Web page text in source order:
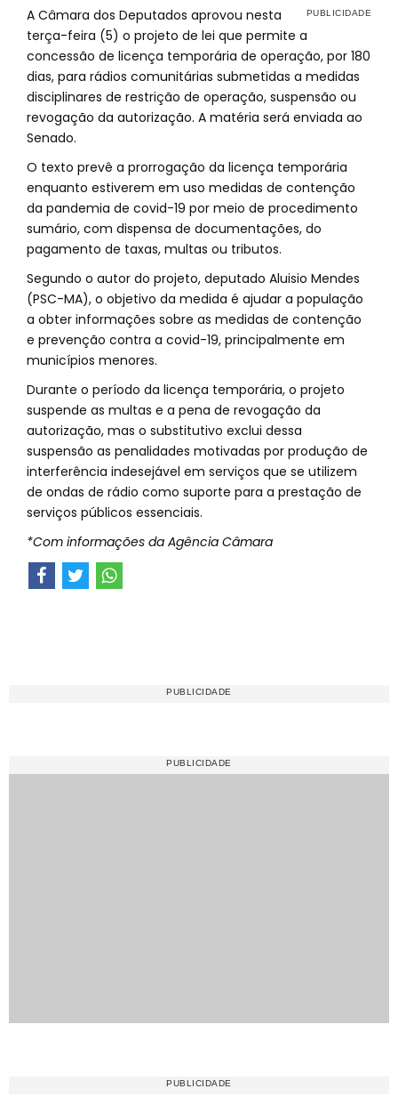
A Câmara dos Deputados aprovou nesta
terça-feira (5) o projeto de lei que permite a
concessão de licença temporária de operação, por 180
dias, para rádios comunitárias submetidas a medidas
disciplinares de restrição de operação, suspensão ou
revogação da autorização. A matéria será enviada ao
Senado.
O texto prevê a prorrogação da licença temporária
enquanto estiverem em uso medidas de contenção
da pandemia de covid-19 por meio de procedimento
sumário, com dispensa de documentações, do
pagamento de taxas, multas ou tributos.
Segundo o autor do projeto, deputado Aluisio Mendes
(PSC-MA), o objetivo da medida é ajudar a população
a obter informações sobre as medidas de contenção
e prevenção contra a covid-19, principalmente em
municípios menores.
Durante o período da licença temporária, o projeto
suspende as multas e a pena de revogação da
autorização, mas o substitutivo exclui dessa
suspensão as penalidades motivadas por produção de
interferência indesejável em serviços que se utilizem
de ondas de rádio como suporte para a prestação de
serviços públicos essenciais.
*Com informações da Agência Câmara